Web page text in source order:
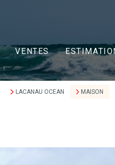
VENTES
LACANAU OCEAN MAISON